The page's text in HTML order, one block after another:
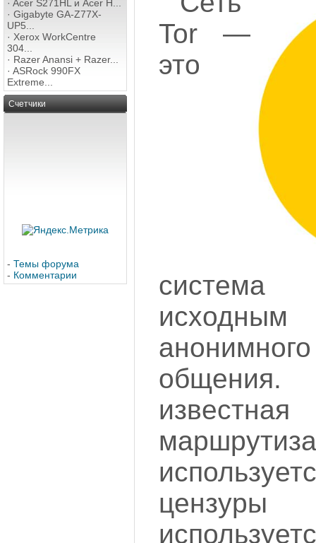
· Acer S271HL и Acer H...
· Gigabyte GA-Z77X-
UP5...
· Xerox WorkCentre
304...
· Razer Anansi + Razer...
· ASRock 990FX
Extreme...
Счетчики
- Темы форума
- Комментарии
Tor —
это